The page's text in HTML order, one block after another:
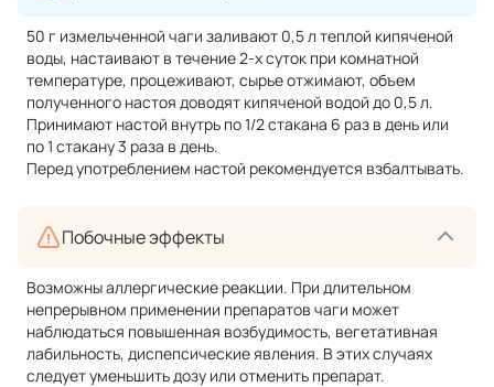
50 г измельченной чаги заливают 0,5 л теплой кипяченой
воды, настаивают в течение 2-х суток при комнатной
температуре, процеживают, сырье отжимают, объем
полученного настоя доводят кипяченой водой до 0,5 л.
Принимают настой внутрь по 1/2 стакана 6 раз в день или
по 1 стакану 3 раза в день.
Перед употреблением настой рекомендуется взбалтывать.
Побочные эффекты
Возможны аллергические реакции. При длительном
непрерывном применении препаратов чаги может
наблюдаться повышенная возбудимость, вегетативная
лабильность, диспепсические явления. В этих случаях
следует уменьшить дозу или отменить препарат.